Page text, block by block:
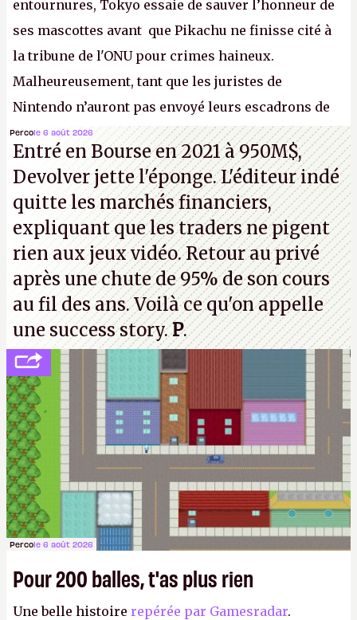
entournures, Tokyo essaie de sauver l’honneur de
ses mascottes avant que Pikachu ne finisse cité à
la tribune de l'ONU pour crimes haineux.
Malheureusement, tant que les juristes de
Nintendo n’auront pas envoyé leurs escadrons de
la mort judiciaires pour distribuer du copyright
strike à tour de bras, l'Oncle Sam continuera
d'étaler sa confiture intellectuelle sur vos
souvenirs d'enfance.P.
Percole 6 août 2026
Entré en Bourse en 2021 à 950M$,
Devolver jette l'éponge. L'éditeur indé
quitte les marchés financiers,
expliquant que les traders ne pigent
rien aux jeux vidéo. Retour au privé
après une chute de 95% de son cours
au fil des ans. Voilà ce qu'on appelle
une success story.P.
Percole 6 août 2026
Pour 200 balles, t'as plus rien
Une belle histoire repérée par Gamesradar.